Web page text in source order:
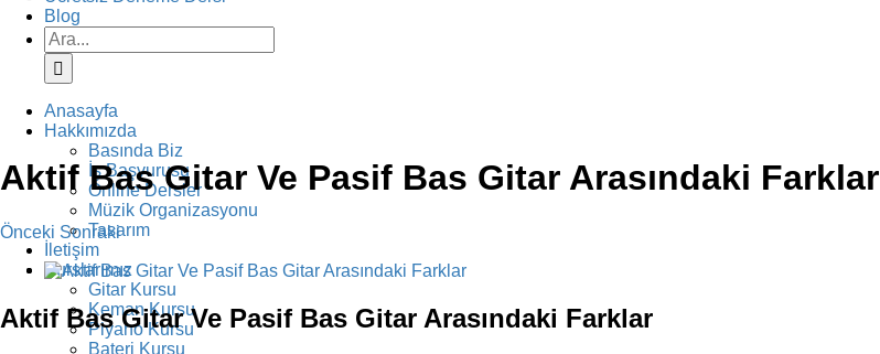
Blog
Ara:
Anasayfa
Hakkımızda
Basında Biz
İş Başvurusu
Online Dersler
Müzik Organizasyonu
Tasarım
İletişim
Kurslarımız
Gitar Kursu
Keman Kursu
Piyano Kursu
Bateri Kursu
Aktif Bas Gitar Ve Pasif Bas Gitar Arasındaki Farklar
Önceki Sonraki
View
Larger
Image
Aktif Bas Gitar Ve Pasif Bas Gitar Arasındaki Farklar